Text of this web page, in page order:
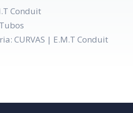
Conduit
CURVAS | E.M.T Conduit